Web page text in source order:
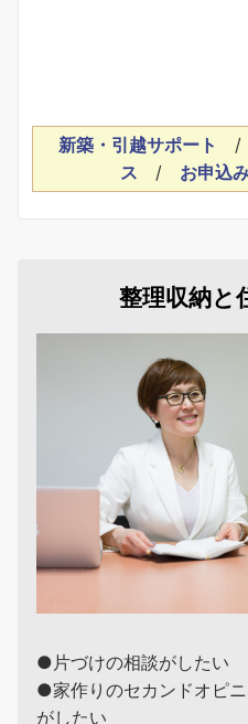
新築・引越サポート /
ス / お申込
整理収納と
●片づけの相談がしたい
●家作りのセカンドオピ
がしたい